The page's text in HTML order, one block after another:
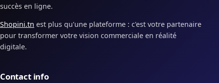
succès en ligne.
Shopini.tn est plus qu'une plateforme : c'est votre partenaire
pour transformer votre vision commerciale en réalité
digitale.
Contact info